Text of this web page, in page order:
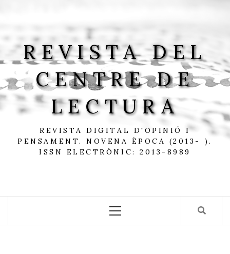
REVISTA DEL
CENTRE DE
LECTURA
REVISTA DIGITAL D'OPINIÓ I
PENSAMENT. NOVENA ÈPOCA (2013- ).
ISSN ELECTRÒNIC: 2013-8989
Menu